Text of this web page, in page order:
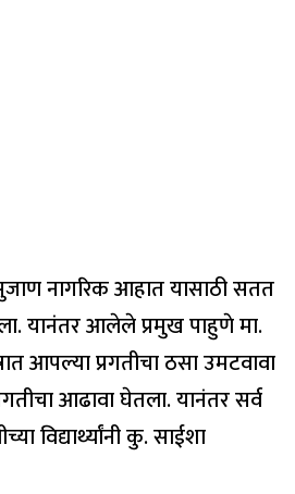
सुजाण नागरिक आहात यासाठी सतत
यानंतर आलेले प्रमुख पाहुणे मा.
आपल्या प्रगतीचा ठसा उमटवावा
आढावा घेतला. यानंतर सर्व
विद्यार्थ्यांनी कु. साईशा